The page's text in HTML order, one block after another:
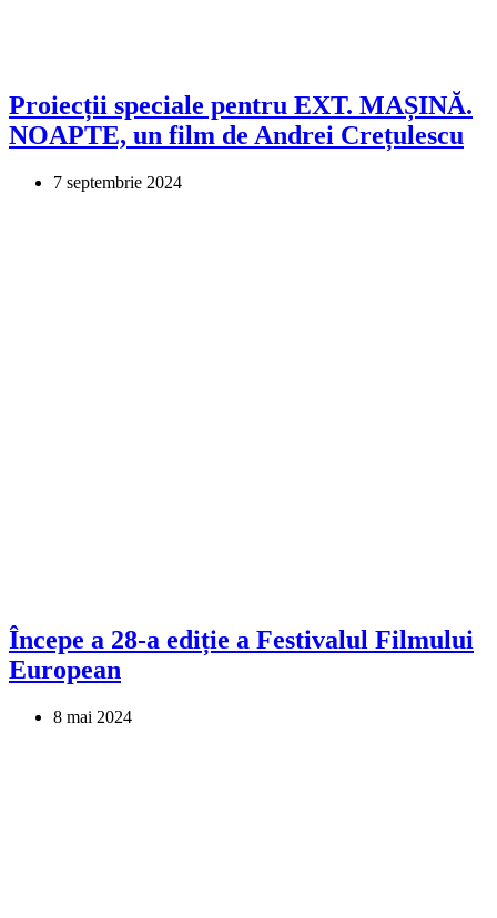
Proiecții speciale pentru EXT. MAȘINĂ.
NOAPTE, un film de Andrei Crețulescu
7 septembrie 2024
Începe a 28-a ediție a Festivalul Filmului
European
8 mai 2024